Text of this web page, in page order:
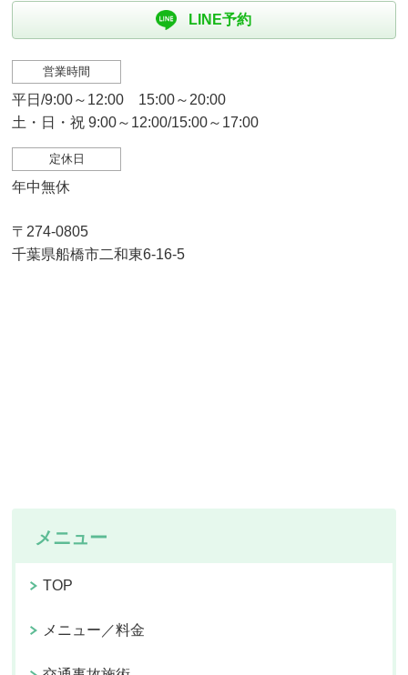
LINE予約
営業時間
平日/9:00～12:00 15:00～20:00
土・日・祝 9:00～12:00/15:00～17:00
定休日
年中無休
〒274-0805
千葉県船橋市二和東6-16-5
メニュー
TOP
メニュー／料金